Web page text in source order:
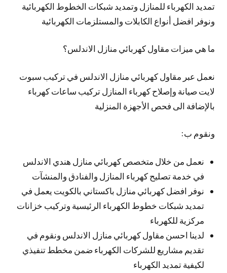
تمديد الكهرباء للمنازل وتمديد شبكات الخطوط الكهربائية
ونوفر افضل أنواع الكابلات والمستلزمات الكهربائية
ما هي ميزات مقاول كهربائي منازل الاندلس؟
نعمل عبر مقاول كهربائي منازل الاندلس في تركيب سبوت
لايت صيانة وإصلاح كهرباء المنازل تركيب ساعات كهرباء
بالإضافة الى فحص الأجهزة المنزلية
ونقوم ب:
نعمل من خلال متخصص كهربائي منازل هندي الاندلس
في خدمة تصليح كهرباء المنازل والفنادق والمنشآت
نوفر افضل كهربائي منازل باكستاني بالكويت يعمل في
تمديد شبكات خطوط الكهرباء الرئيسية وتركيب خزانات
مركزية للكهرباء
لدينا احسن مقاول كهربائي منازل الاندلس ونقوم في
تقديم مشاريع للشركات الكهرباء ضمن مخطط تنفيذي
لكيفية تمديد الكهرباء